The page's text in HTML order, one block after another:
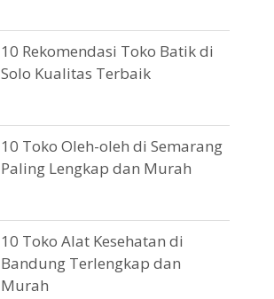
10 Rekomendasi Toko Batik di
Solo Kualitas Terbaik
10 Toko Oleh-oleh di Semarang
Paling Lengkap dan Murah
10 Toko Alat Kesehatan di
Bandung Terlengkap dan
Murah